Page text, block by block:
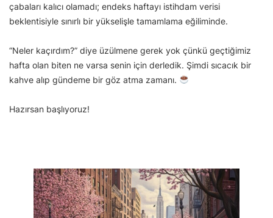
çabaları kalıcı olamadı; endeks haftayı istihdam verisi
beklentisiyle sınırlı bir yükselişle tamamlama eğiliminde.
“Neler kaçırdım?” diye üzülmene gerek yok çünkü geçtiğimiz
hafta olan biten ne varsa senin için derledik. Şimdi sıcacık bir
kahve alıp gündeme bir göz atma zamanı.
Hazırsan başlıyoruz!